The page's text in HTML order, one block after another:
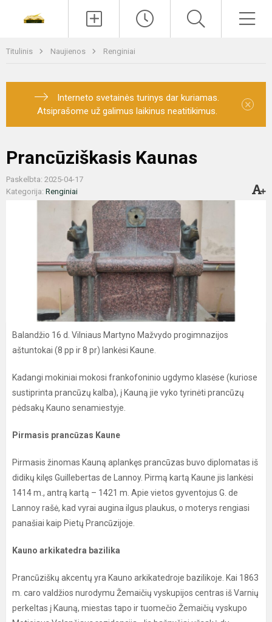
Titulinis Naujienos Renginiai
Interneto svetainės turinys dar kuriamas.
Atsiprašome už galimus laikinus neatitikimus.
×
Prancūziškasis Kaunas
Paskelbta: 2025-04-17
Kategorija: Renginiai
Balandžio 16 d. Vilniaus Martyno Mažvydo progimnazijos
aštuntokai (8 pp ir 8 pr) lankėsi Kaune.
Kadangi mokiniai mokosi frankofoninio ugdymo klasėse (kuriose
sustiprinta prancūzų kalba), į Kauną jie vyko tyrinėti prancūzų
pėdsakų Kauno senamiestyje.
Pirmasis prancūzas Kaune
Pirmasis žinomas Kauną aplankęs prancūzas buvo diplomatas iš
didikų kilęs Guillebertas de Lannoy. Pirmą kartą Kaune jis lankėsi
1414 m., antrą kartą – 1421 m. Apie vietos gyventojus G. de
Lannoy rašė, kad vyrai augina ilgus plaukus, o moterys rengiasi
panašiai kaip Pietų Prancūzijoje.
Kauno arkikatedra bazilika
Prancūziškų akcentų yra Kauno arkikatedroje bazilikoje. Kai 1863
m. caro valdžios nurodymu Žemaičių vyskupijos centras iš Varnių
perkeltas į Kauną, miestas tapo ir tuomečio Žemaičių vyskupo